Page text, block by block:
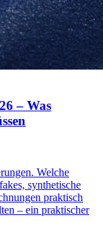
– Was
Welche
synthetische
praktisch
– ein praktischer